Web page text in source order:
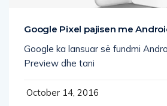
Google Pixel pajisen me
Google ka lansuar së fundmi
Preview dhe tani
October 14, 2016